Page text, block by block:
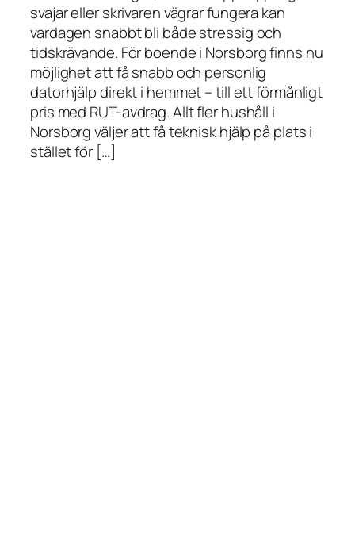
svajar eller skrivaren vägrar fungera kan
vardagen snabbt bli både stressig och
tidskrävande. För boende i Norsborg finns nu
möjlighet att få snabb och personlig
datorhjälp direkt i hemmet – till ett förmånligt
pris med RUT-avdrag. Allt fler hushåll i
Norsborg väljer att få teknisk hjälp på plats i
stället för […]